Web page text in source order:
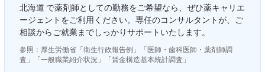
北海道 で薬剤師としての勤務をご希望なら、ぜひ薬キャリエ
ージェントをご利用ください。専任のコンサルタントが、ご
相談からご就業までしっかりサポートいたします。
参照：厚生労働省「衛生行政報告例」「医師・歯科医師・薬剤師調
査」「一般職業紹介状況」「賃金構造基本統計調査」